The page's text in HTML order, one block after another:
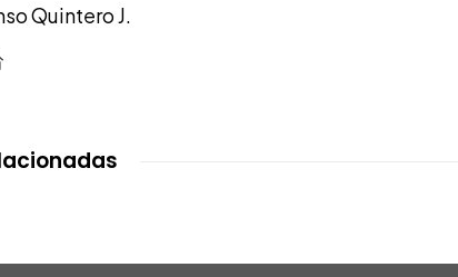
Quintero J.